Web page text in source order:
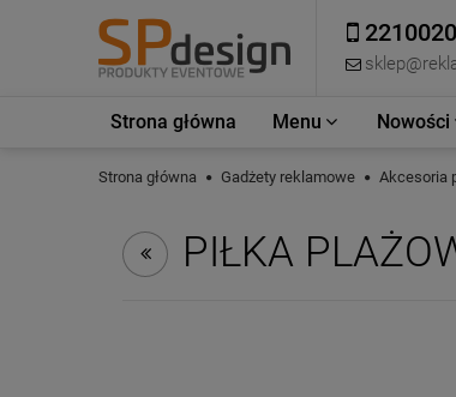
Strona główna Menu Nowości
Strona główna Gadżety reklamowe Akcesoria
PIŁKA